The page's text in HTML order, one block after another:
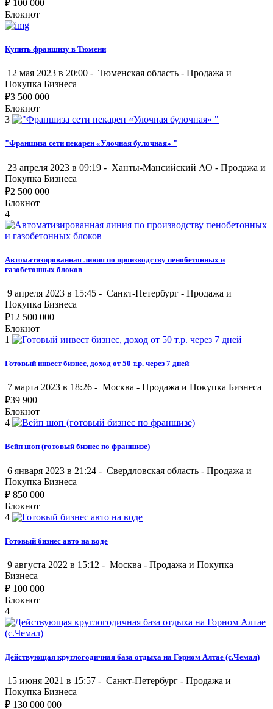
₽ 100 000
Блокнот
Купить франшизу в Тюмени
12 мая 2023 в 20:00 - Тюменская область - Продажа и
Покупка Бизнеса
₽3 500 000
Блокнот
3
"Франшиза сети пекарен «Улочная булочная» "
23 апреля 2023 в 09:19 - Ханты-Мансийский АО - Продажа и
Покупка Бизнеса
₽2 500 000
Блокнот
4
Автоматизированная линия по производству пенобетонных и
газобетонных блоков
9 апреля 2023 в 15:45 - Санкт-Петербург - Продажа и
Покупка Бизнеса
₽12 500 000
Блокнот
1
Готовый инвест бизнес, доход от 50 т.р. через 7 дней
7 марта 2023 в 18:26 - Москва - Продажа и Покупка Бизнеса
₽39 900
Блокнот
4
Вейп шоп (готовый бизнес по франшизе)
6 января 2023 в 21:24 - Свердловская область - Продажа и
Покупка Бизнеса
₽ 850 000
Блокнот
4
Готовый бизнес авто на воде
9 августа 2022 в 15:12 - Москва - Продажа и Покупка
Бизнеса
₽ 100 000
Блокнот
4
Действующая круглогодичная база отдыха на Горном Алтае (с.Чемал)
15 июня 2021 в 15:57 - Санкт-Петербург - Продажа и
Покупка Бизнеса
₽ 130 000 000